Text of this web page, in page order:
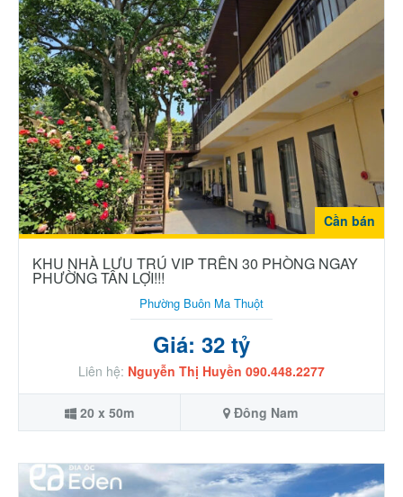
Cần bán
KHU NHÀ LƯU TRÚ VIP TRÊN 30 PHÒNG NGAY
PHƯỜNG TÂN LỢI!!!
Phường Buôn Ma Thuột
Giá: 32 tỷ
Liên hệ: Nguyễn Thị Huyền 090.448.2277
20 x 50m Đông Nam